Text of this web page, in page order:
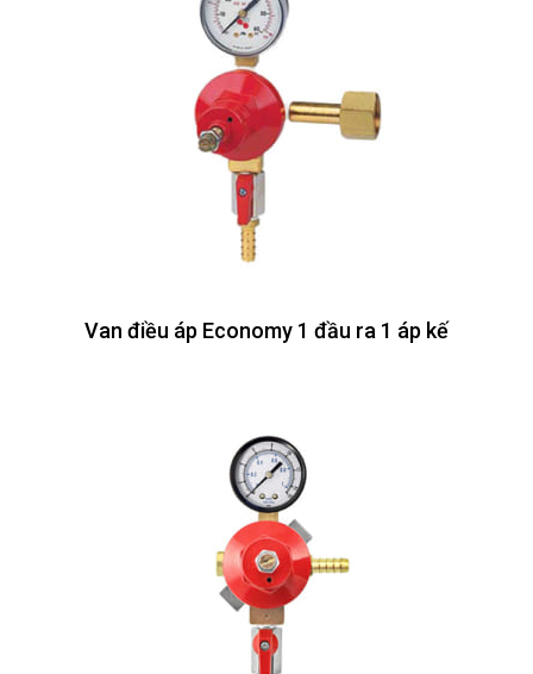
Van điều áp Economy 1 đầu ra 1 áp kế